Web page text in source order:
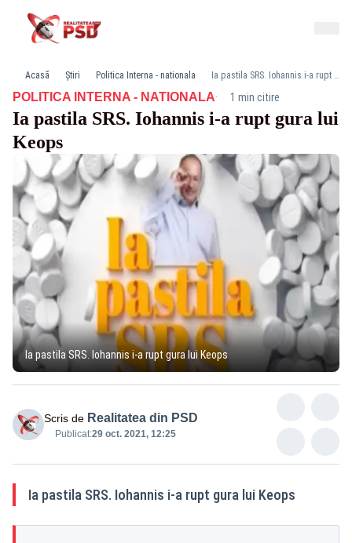
Acasă Știri Politica Interna - nationala Ia pastila SRS. Iohannis i-a rupt gura lui Keops
POLITICA INTERNA - NATIONALA· 1 min citire
Ia pastila SRS. Iohannis i-a rupt gura lui
Keops
Ia pastila SRS. Iohannis i-a rupt gura lui Keops
Scris de Realitatea din PSD
Publicat:29 oct. 2021, 12:25
Ia pastila SRS. Iohannis i-a rupt gura lui Keops